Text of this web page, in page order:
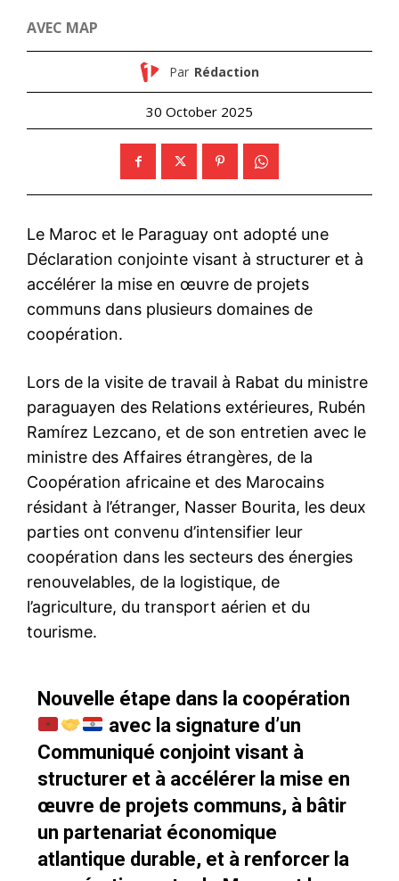
AVEC MAP
Par Rédaction
30 October 2025
Le Maroc et le Paraguay ont adopté une
Déclaration conjointe visant à structurer et à
accélérer la mise en œuvre de projets
communs dans plusieurs domaines de
coopération.
Lors de la visite de travail à Rabat du ministre
paraguayen des Relations extérieures, Rubén
Ramírez Lezcano, et de son entretien avec le
ministre des Affaires étrangères, de la
Coopération africaine et des Marocains
résidant à l’étranger, Nasser Bourita, les deux
parties ont convenu d’intensifier leur
coopération dans les secteurs des énergies
renouvelables, de la logistique, de
l’agriculture, du transport aérien et du
tourisme.
Nouvelle étape dans la coopération
avec la signature d’un
Communiqué conjoint visant à
structurer et à accélérer la mise en
œuvre de projets communs, à bâtir
un partenariat économique
atlantique durable, et à renforcer la